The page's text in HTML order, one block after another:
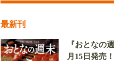
最新刊
『おとなの
月15日発売